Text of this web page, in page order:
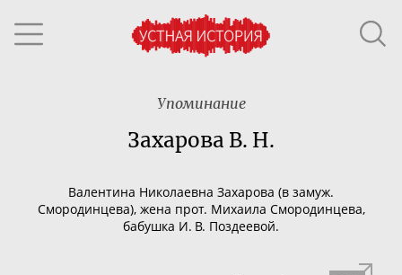
Упоминание
Захарова В. Н.
Валентина Николаевна Захарова (в замуж.
Смородинцева), жена прот. Михаила Смородинцева,
бабушка И. В. Поздеевой.